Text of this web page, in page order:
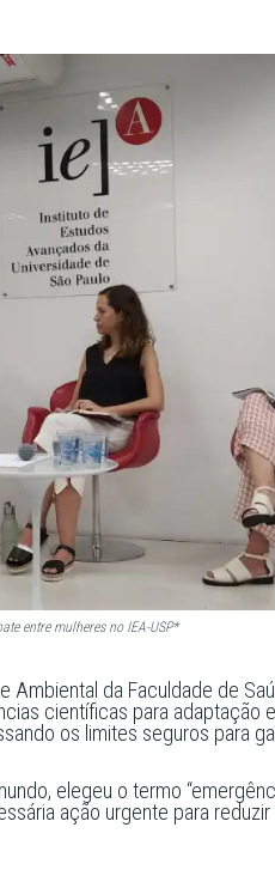
entre mulheres no IEA-USP*
da Faculdade de
científicas para
os limites seguros para
elegeu o termo
ação urgente para